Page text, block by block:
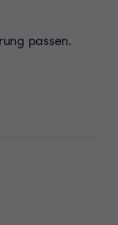
passen.